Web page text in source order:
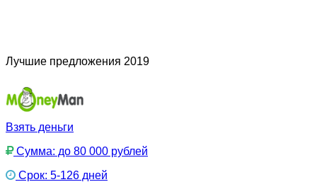
Лучшие предложения 2019
Взять деньги
Сумма: до 80 000 рублей
Срок: 5-126 дней